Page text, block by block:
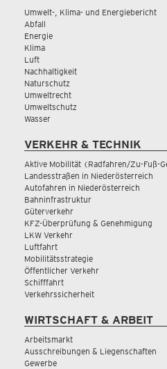
Umwelt-, Klima- und Energiebericht
Abfall
Energie
Klima
Luft
Nachhaltigkeit
Naturschutz
Umweltrecht
Umweltschutz
Wasser
VERKEHR & TECHNIK
Aktive Mobilität (Radfahren/Zu-Fuß-
Landesstraßen in Niederösterreich
Autofahren in Niederösterreich
Bahninfrastruktur
Güterverkehr
KFZ-Überprüfung & Genehmigung
LKW Verkehr
Luftfahrt
Mobilitätsstrategie
Öffentlicher Verkehr
Schifffahrt
Verkehrssicherheit
WIRTSCHAFT & ARBEIT
Arbeitsmarkt
Ausschreibungen & Liegenschaften
Gewerbe